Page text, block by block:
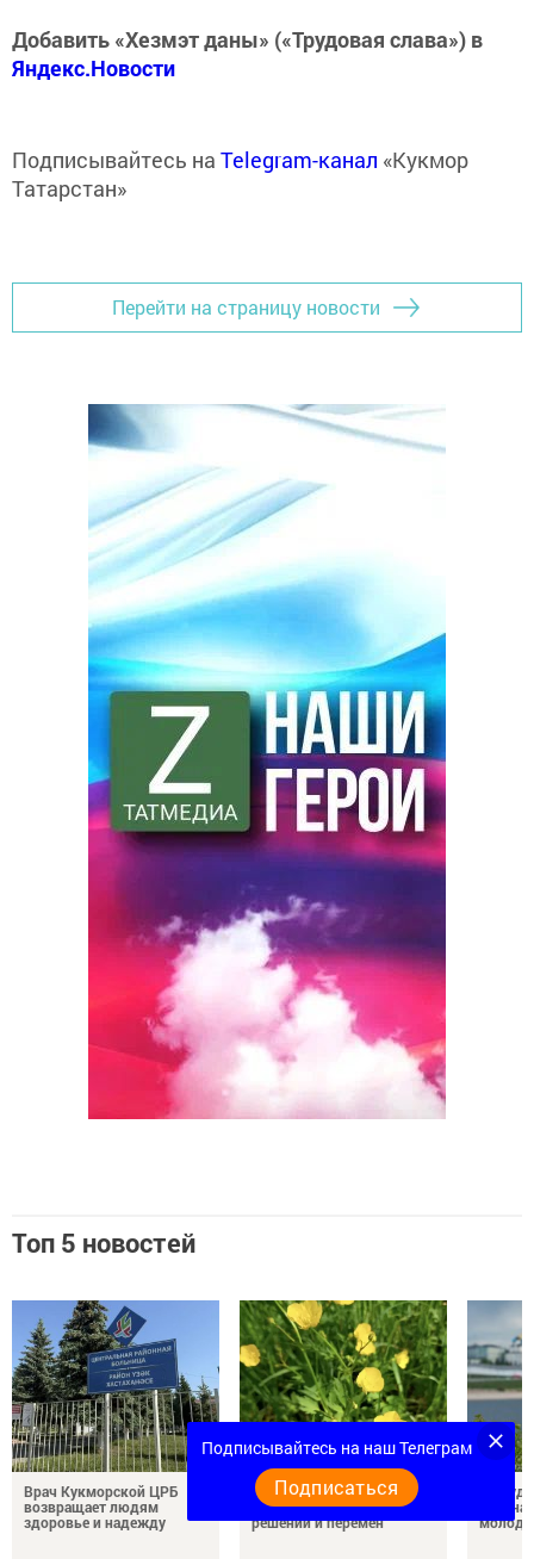
Добавить «Хезмэт даны» («Трудовая слава») в
Яндекс.Новости
Подписывайтесь на Telegram-канал «Кукмор
Татарстан»
Перейти на страницу новости
Топ 5 новостей
Врач Кукморской ЦРБ
возвращает людям
здоровье и надежду
5 августа: благоприятный
день для важных
решений и перемен
В
Подписывайтесь на наш Телеграм
Подписаться